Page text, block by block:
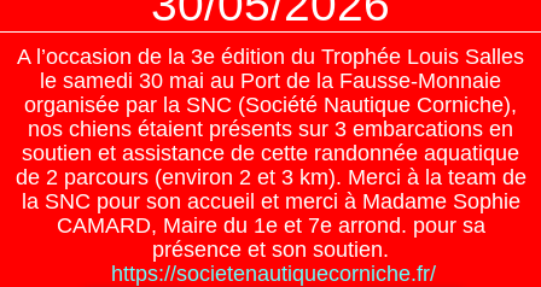
A l’occasion de la 3e édition du Trophée Louis Salles
le samedi 30 mai au Port de la Fausse-Monnaie
organisée par la SNC (Société Nautique Corniche),
nos chiens étaient présents sur 3 embarcations en
soutien et assistance de cette randonnée aquatique
de 2 parcours (environ 2 et 3 km). Merci à la team de
la SNC pour son accueil et merci à Madame Sophie
CAMARD, Maire du 1e et 7e arrond. pour sa
présence et son soutien.
https://societenautiquecorniche.fr/